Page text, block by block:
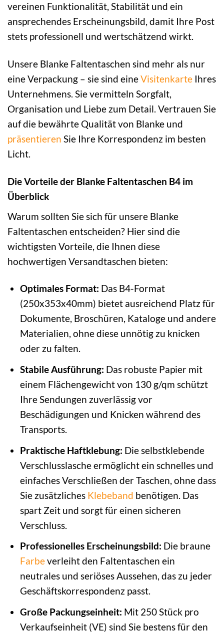
vereinen Funktionalität, Stabilität und ein
ansprechendes Erscheinungsbild, damit Ihre Post
stets professionell und wertschätzend wirkt.
Unsere Blanke Faltentaschen sind mehr als nur
eine Verpackung – sie sind eineVisitenkarte Ihres
Unternehmens. Sie vermitteln Sorgfalt,
Organisation und Liebe zum Detail. Vertrauen Sie
auf die bewährte Qualität von Blanke und
präsentieren Sie Ihre Korrespondenz im besten
Licht.
Die Vorteile der Blanke Faltentaschen B4 im
Überblick
Warum sollten Sie sich für unsere Blanke
Faltentaschen entscheiden? Hier sind die
wichtigsten Vorteile, die Ihnen diese
hochwertigen Versandtaschen bieten:
Optimales Format: Das B4-Format
(250x353x40mm) bietet ausreichend Platz für
Dokumente, Broschüren, Kataloge und andere
Materialien, ohne diese unnötig zu knicken
oder zu falten.
Stabile Ausführung: Das robuste Papier mit
einem Flächengewicht von 130 g/qm schützt
Ihre Sendungen zuverlässig vor
Beschädigungen und Knicken während des
Transports.
Praktische Haftklebung: Die selbstklebende
Verschlusslasche ermöglicht ein schnelles und
einfaches Verschließen der Taschen, ohne dass
Sie zusätzliches Klebeband benötigen. Das
spart Zeit und sorgt für einen sicheren
Verschluss.
Professionelles Erscheinungsbild: Die braune
Farbeverleiht den Faltentaschen ein
neutrales und seriöses Aussehen, das zu jeder
Geschäftskorrespondenz passt.
Große Packungseinheit: Mit 250 Stück pro
Verkaufseinheit (VE) sind Sie bestens für den